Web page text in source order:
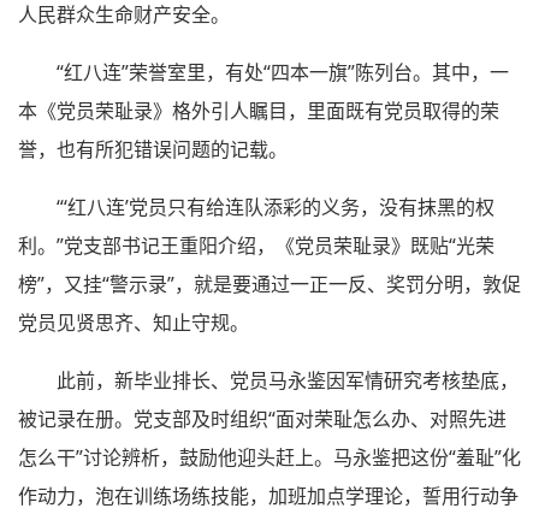
人民群众生命财产安全。
“红八连”荣誉室里，有处“四本一旗”陈列台。其中，一
本《党员荣耻录》格外引人瞩目，里面既有党员取得的荣
誉，也有所犯错误问题的记载。
“‘红八连’党员只有给连队添彩的义务，没有抹黑的权
利。”党支部书记王重阳介绍，《党员荣耻录》既贴“光荣
榜”，又挂“警示录”，就是要通过一正一反、奖罚分明，敦促
党员见贤思齐、知止守规。
此前，新毕业排长、党员马永鉴因军情研究考核垫底，
被记录在册。党支部及时组织“面对荣耻怎么办、对照先进
怎么干”讨论辨析，鼓励他迎头赶上。马永鉴把这份“羞耻”化
作动力，泡在训练场练技能，加班加点学理论，誓用行动争